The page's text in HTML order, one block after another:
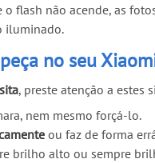
flash não acende, as
iluminado.
no seu
, preste atenção a estes
nem mesmo forçá-lo.
ou faz de forma
brilho alto ou sempre